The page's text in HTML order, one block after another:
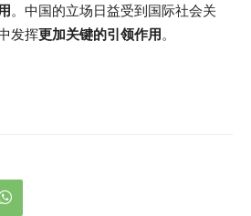
。中国的立场日益受到国际社会关
发挥更加关键的引领作用。